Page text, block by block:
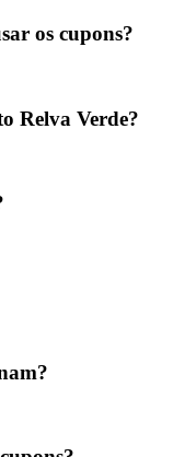
os cupons?
Relva Verde?